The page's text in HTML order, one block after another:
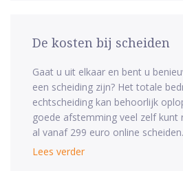
De kosten bij scheiden
Gaat u uit elkaar en bent u
een scheiding zijn? Het totale
echtscheiding kan behoorlijk
goede afstemming veel zelf kunt
al vanaf 299 euro online scheiden.
Lees verder